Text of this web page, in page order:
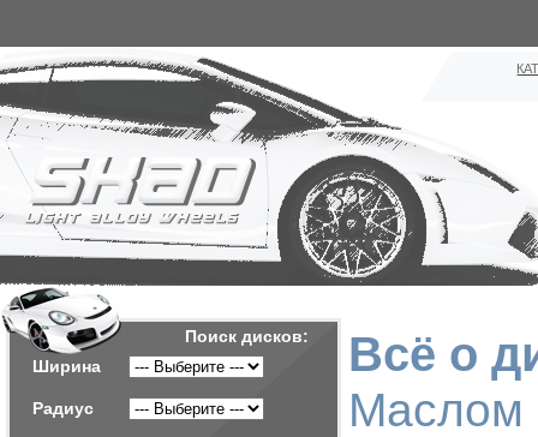
Поиск дисков:
Ширина
Радиус
Всё о
Маслом